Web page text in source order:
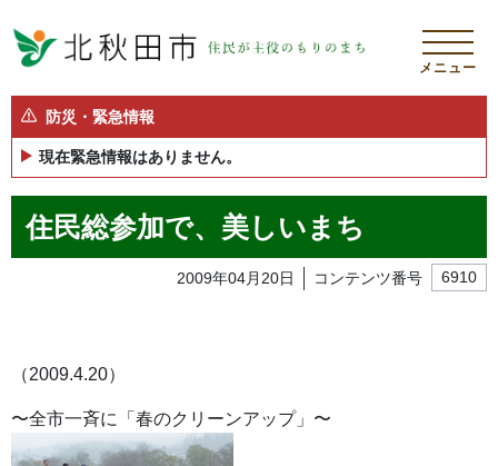
メニュー
防災・緊急情報
現在緊急情報はありません。
住民総参加で、美しいまち
2009年04月20日 コンテンツ番号 6910
（2009.4.20）
〜全市一斉に「春のクリーンアップ」〜